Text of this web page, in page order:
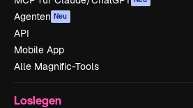
Agenten Neu
API
Mobile App
Alle Magnific-Tools
Loslegen